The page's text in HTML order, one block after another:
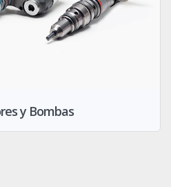
y Bombas